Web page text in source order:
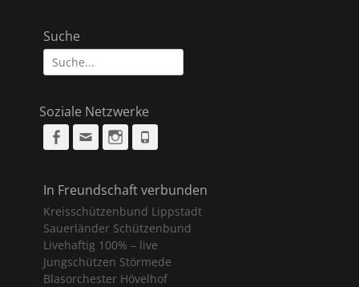
Suche
Suche
nach:
Soziale Netzwerke
Facebook
Email Instagram
In Freundschaft verbunden
Kreisschützenbund Lippstadt
Sauerländer Schützenbund
Livehaftig 100% – live
Jungschützen Störmede
Blasorchester Hövelhof